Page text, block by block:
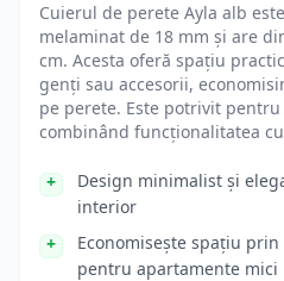
Cuierul de perete Ayla alb
melaminat de 18 mm și are
cm. Acesta oferă spațiu
genți sau accesorii,
pe perete. Este potrivit
combinând funcționalitatea
Design minimalist și
interior
Economisește spațiu
pentru apartamente mici